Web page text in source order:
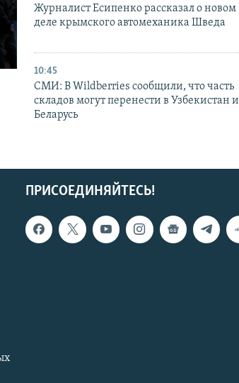
Журналист Есипенко рассказал о новом
деле крымского автомеханика Шведа
10:45
СМИ: В Wildberries сообщили, что часть
складов могут перенести в Узбекистан и
Беларусь
ПРИСОЕДИНЯЙТЕСЬ!